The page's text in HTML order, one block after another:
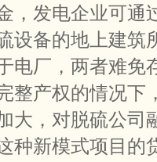
，发电企业可通
设备的地上建筑
电厂，两者难免
整产权的情况下
大，对脱硫公司
种新模式项目的